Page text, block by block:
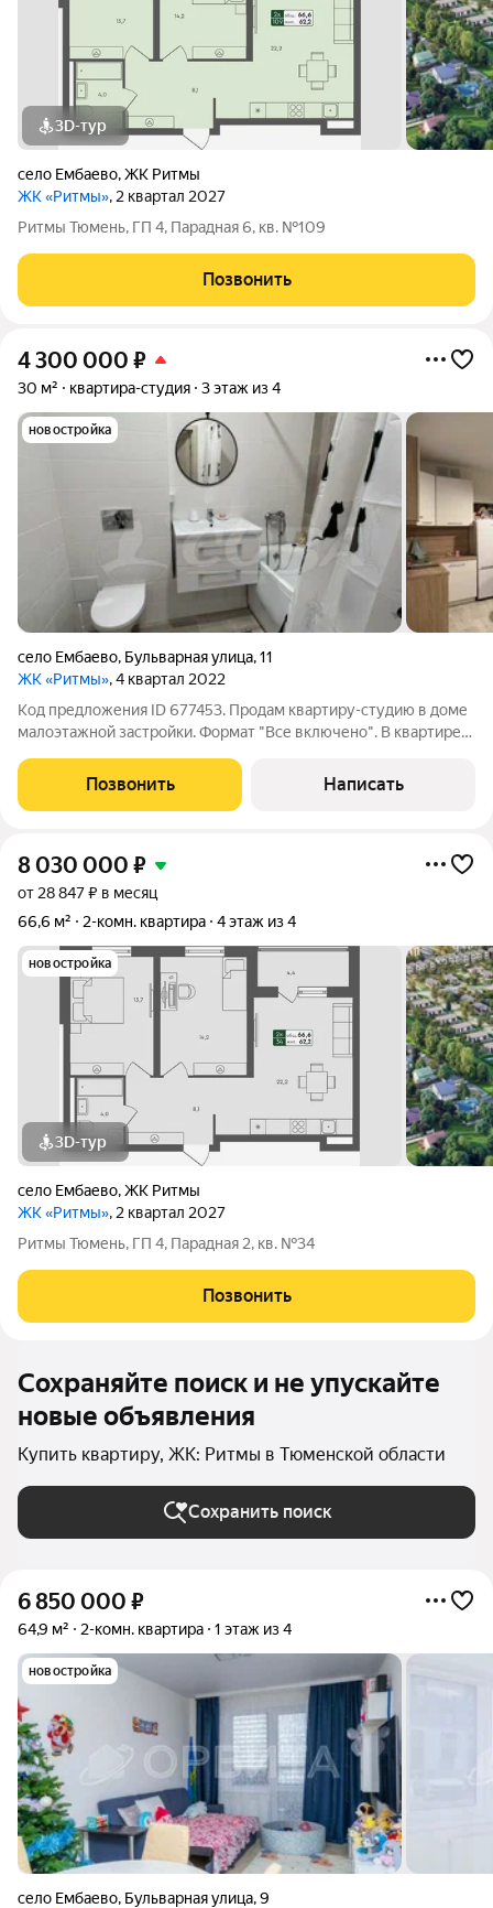
3D-тур
село Ембаево,ЖК Ритмы
ЖК «Ритмы», 2 квартал 2027
Ритмы Тюмень, ГП 4, Парадная 6, кв. №109
Позвонить
4 300 000 ₽
30 м² квартира-студия 3 этаж из 4
новостройка
село Ембаево, Бульварная улица,11
ЖК «Ритмы», 4 квартал 2022
Код предложения ID 677453. Продам квартиру-студию в доме
малоэтажной застройки. Формат "Все включено". В квартире
дворе детские площадки для разных возрастных групп, а
также перголы для отдыха
Позвонить Написать
8 030 000 ₽
от 28 847 ₽ в месяц
66,6 м²
2-комн. квартира 4 этаж из 4
новостройка
3D-тур
село Ембаево,ЖК Ритмы
ЖК «Ритмы», 2 квартал 2027
Ритмы Тюмень, ГП 4, Парадная 2, кв. №34
Позвонить
Сохраняйте поиск и не упускайте
новые объявления
Купить квартиру, ЖК: Ритмы в Тюменской области
Сохранить поиск
6 850 000 ₽
64,9 м² 2-комн. квартира 1 этаж из 4
новостройка
село Ембаево, Бульварная улица,9